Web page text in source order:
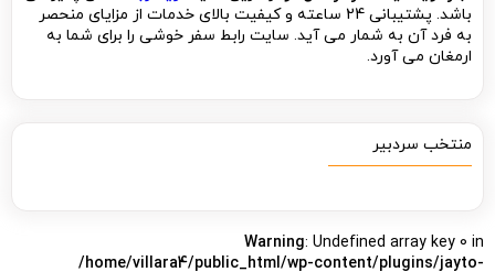
باشد. پشتیبانی 24 ساعته و کیفیت بالای خدمات از مزایای منحصر
به فرد آن به شمار می آید. سایت رابط سفر خوشی را برای شما به
ارمغان می آورد.
منتخب سردبیر
Warning: Undefined array key 0 in
/home/villara4/public_html/wp-content/plugins/jayto-